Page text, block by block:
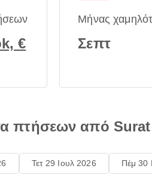
€
Μήνας
Σεπτ
πτήσεων από
Τετ 29 Ιουλ 2026 Πέμ 30